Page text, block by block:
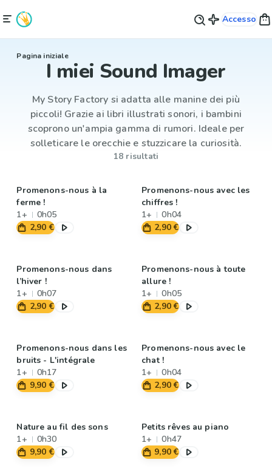
Accesso
Pagina iniziale
I miei Sound Imager
My Story Factory si adatta alle manine dei più
piccoli! Grazie ai libri illustrati sonori, i bambini
scoprono un'ampia gamma di rumori. Ideale per
solleticare le orecchie e stuzzicare la curiosità.
18 risultati
Promenons-nous à la
ferme !
1+
0h05
2,90 €
Promenons-nous avec les
chiffres !
1+
0h04
2,90 €
Promenons-nous dans
l’hiver !
1+
0h07
2,90 €
Promenons-nous à toute
allure !
1+
0h05
2,90 €
Promenons-nous dans les
bruits - L'intégrale
1+
0h17
9,90 €
Promenons-nous avec le
chat !
1+
0h04
2,90 €
Nature au fil des sons
1+
0h30
9,90 €
Petits rêves au piano
1+
0h47
9,90 €